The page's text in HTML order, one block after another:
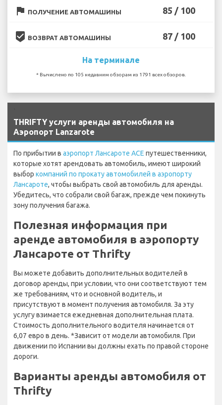
flag ПОЛУЧЕНИЕ АВТОМАШИНЫ 85 / 100
beenhere ВОЗВРАТ АВТОМАШИНЫ 87 / 100
На терминале
* Вычислено по 105 недавним обзорам из 1791 всех обзоров.
THRIFTY услуги аренды автомобиля на
Аэропорт Lanzarote
По прибытии в аэропорт Лансароте ACE путешественники,
которые хотят арендовать автомобиль, имеют широкий
выбор компаний по прокату автомобилей в аэропорту
Лансароте, чтобы выбрать свой автомобиль для аренды.
Убедитесь, что собрали свой багаж, прежде чем покинуть
зону получения багажа.
Полезная информация при
аренде автомобиля в аэропорту
Лансароте от Thrifty
Вы можете добавить дополнительных водителей в
договор аренды, при условии, что они соответствуют тем
же требованиям, что и основной водитель, и
присутствуют в момент получения автомобиля. За эту
услугу взимается ежедневная дополнительная плата.
Стоимость дополнительного водителя начинается от
6,07 евро в день. *Зависит от модели автомобиля. При
движении по Испании вы должны ехать по правой стороне
дороги.
Варианты аренды автомобиля от
Thrifty